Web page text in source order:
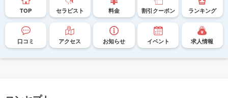
TOP セラピスト 料金 割引クーポン ランキング
口コミ アクセス お知らせ イベント 求人情報